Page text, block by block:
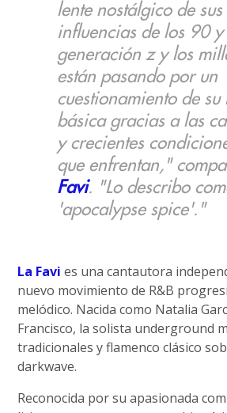
lente nostálgico de sus
influencias de los 90 y
generación z y los
están pasando por un
cuestionamiento de
básica gracias a las
y crecientes
que enfrentan,"
Favi. "Lo describo
'apocalypse spice'."
La Favi es una cantautora
nuevo movimiento de R&B
melódico. Nacida como Natalia
Francisco, la solista underground
tradicionales y flamenco clásico
darkwave.
Reconocida por su apasionada